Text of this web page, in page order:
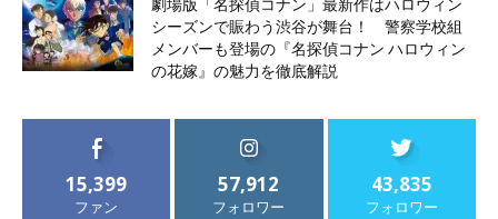
劇場版「名探偵コナン」最新作はハロウィン
シーズンで賑わう渋谷が舞台！ 警察学校組
メンバーも登場の『名探偵コナン ハロウィン
の花嫁』の魅力を徹底解説
15,399
ファン
57,912
フォロワー
43,835
フォロワー